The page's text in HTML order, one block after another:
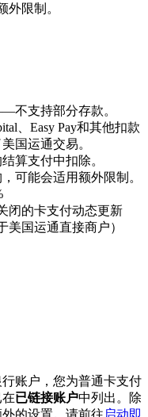
外限制。
不支持部分存款。
、Easy Pay和其他扣款
国运通交易。
算支付中扣除。
可能会适用额外限制。
闭的卡支付动态更新
美国运通直接商户）
账户，您为普通卡支付
已链接账户中列出。除
的设置。请前往 启动即